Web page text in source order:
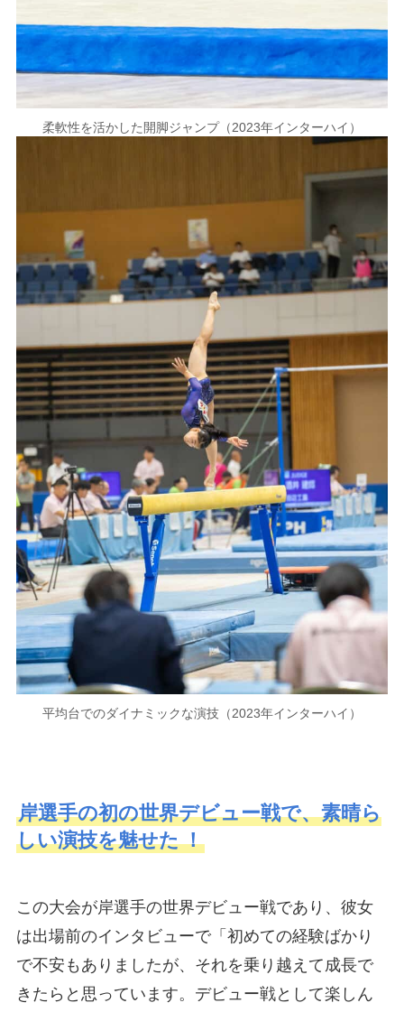
柔軟性を活かした開脚ジャンプ（2023年インターハイ）
平均台でのダイナミックな演技（2023年インターハイ）
岸選手の初の世界デビュー戦で、素晴ら
しい演技を魅せた！
この大会が岸選手の世界デビュー戦であり、彼女
は出場前のインタビューで「初めての経験ばかり
で不安もありましたが、それを乗り越えて成長で
きたらと思っています。デビュー戦として楽しん